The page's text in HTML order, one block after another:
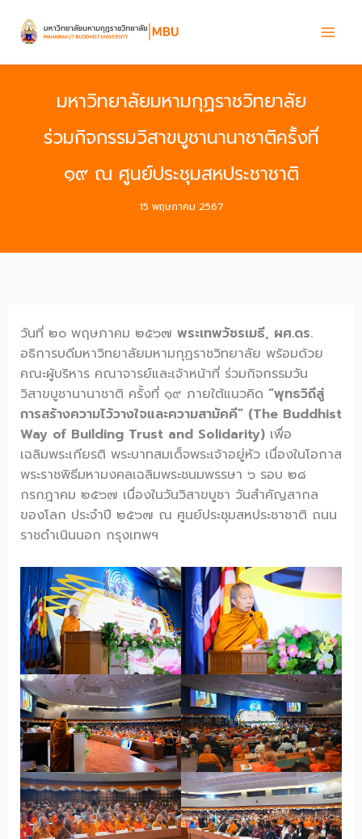
content
มหาวิทยาลัยมหามกุฏราชวิทยาลัย
ร่วมกิจกรรมวิสาขบูชานานาชาติครั้งที่
๑๙ ณ ศูนย์ประชุมสหประชาชาติ
15 พฤษภาคม 2567
วันที่ ๒๐ พฤษภาคม ๒๕๖๗ พระเทพวัชรเมธี, ผศ.ดร.
อธิการบดีมหาวิทยาลัยมหามกุฏราชวิทยาลัย พร้อมด้วย
คณะผู้บริหาร คณาจารย์และเจ้าหน้าที่ ร่วมกิจกรรมวัน
วิสาขบูชานานาชาติ ครั้งที่ ๑๙ ภายใต้แนวคิด “พุทธวิถีสู่
การสร้างความไว้วางใจและความสามัคคี” (The Buddhist
Way of Building Trust and Solidarity)เพื่อ
เฉลิมพระเกียรติ พระบาทสมเด็จพระเจ้าอยู่หัว เนื่องในโอกาส
พระราชพิธีมหามงคลเฉลิมพระชนมพรรษา ๖ รอบ ๒๘
กรกฎาคม ๒๕๖๗ เนื่องในวันวิสาขบูชา วันสำคัญสากล
ของโลก ประจำปี ๒๕๖๗ ณ ศูนย์ประชุมสหประชาชาติ ถนน
ราชดำเนินนอก กรุงเทพฯ